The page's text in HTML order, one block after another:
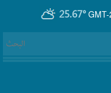
25.67°